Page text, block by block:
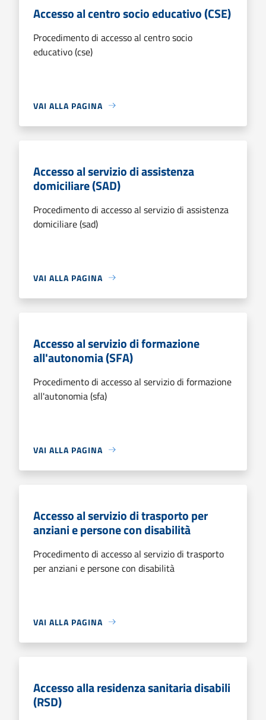
Accesso al centro socio educativo (CSE)
Procedimento di accesso al centro socio
educativo (cse)
VAI ALLA PAGINA
Accesso al servizio di assistenza
domiciliare (SAD)
Procedimento di accesso al servizio di assistenza
domiciliare (sad)
VAI ALLA PAGINA
Accesso al servizio di formazione
all'autonomia (SFA)
Procedimento di accesso al servizio di formazione
all'autonomia (sfa)
VAI ALLA PAGINA
Accesso al servizio di trasporto per
anziani e persone con disabilità
Procedimento di accesso al servizio di trasporto
per anziani e persone con disabilità
VAI ALLA PAGINA
Accesso alla residenza sanitaria disabili
(RSD)